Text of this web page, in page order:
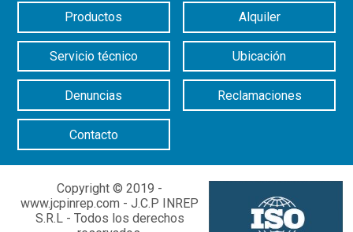
Productos Alquiler
Servicio técnico Ubicación
Denuncias Reclamaciones
Contacto
Copyright © 2019 -
www.jcpinrep.com - J.C.P INREP
S.R.L - Todos los derechos